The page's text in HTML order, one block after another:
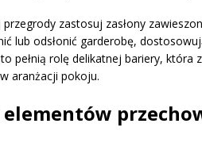
przegrody zastosuj zasłony
lub odsłonić garderobę,
pełnią rolę delikatnej bariery, która
aranżacji pokoju.